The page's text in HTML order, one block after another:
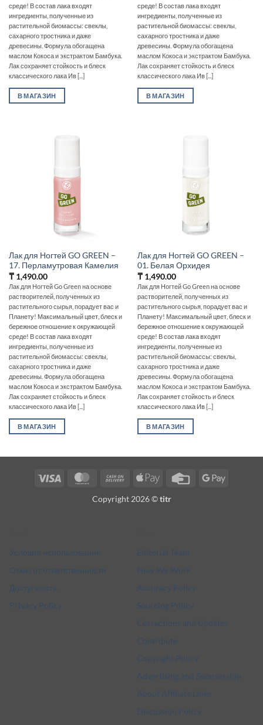
среде! В состав лака входят
ингредиенты, полученные из
растительной биомассы: свеклы,
сахарного тростника и даже
древесины. Формула обогащена
маслом Кокоса и экстрактом Бамбука.
Лак сохраняет стойкость и блеск
классического лака Ив [...]
В МАГАЗИН
среде! В состав лака входят
ингредиенты, полученные из
растительной биомассы: свеклы,
сахарного тростника и даже
древесины. Формула обогащена
маслом Кокоса и экстрактом Бамбука.
Лак сохраняет стойкость и блеск
классического лака Ив [...]
В МАГАЗИН
Лак для Ногтей GO GREEN –
17. Перламутровая Камелия
₸1,490.00
Лак для Ногтей Go Green на основе
растворителей, полученных из
растительного сырья, порадует вас и
Планету! Максимальный цвет, блеск и
бережное отношение к окружающей
среде! В состав лака входят
ингредиенты, полученные из
растительной биомассы: свеклы,
сахарного тростника и даже
древесины. Формула обогащена
маслом Кокоса и экстрактом Бамбука.
Лак сохраняет стойкость и блеск
классического лака Ив [...]
В МАГАЗИН
Лак для Ногтей GO GREEN –
01. Белая Орхидея
₸1,490.00
Лак для Ногтей Go Green на основе
растворителей, полученных из
растительного сырья, порадует вас и
Планету! Максимальный цвет, блеск и
бережное отношение к окружающей
среде! В состав лака входят
ингредиенты, полученные из
растительной биомассы: свеклы,
сахарного тростника и даже
древесины. Формула обогащена
маслом Кокоса и экстрактом Бамбука.
Лак сохраняет стойкость и блеск
классического лака Ив [...]
В МАГАЗИН
Visa MasterCardCash
Delivery
Apple
Credit
Google
Copyright 2026 ©titr
Условия использования
Отказ от ответственности
Доступность
Privacy Policy
Editorial Team
How We Work
Accuracy Policy
Sourcing Policy
Corrections and Updates
Contribute
Copyright Policy
Advertising and Sponsorship
About Affiliate Links
Discussion Policy